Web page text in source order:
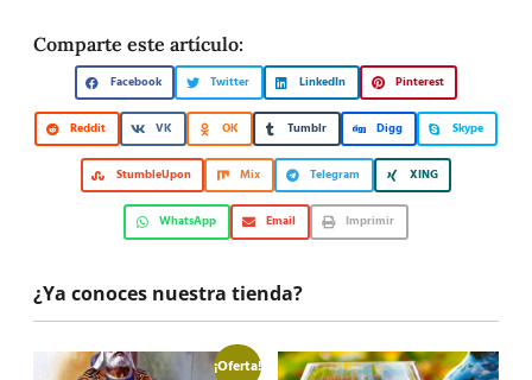
Comparte este artículo:
Facebook Twitter LinkedIn Pinterest
Reddit VK OK Tumblr Digg Skype
StumbleUpon Mix Telegram XING
WhatsApp Email Imprimir
¿Ya conoces nuestra tienda?
¡Oferta!